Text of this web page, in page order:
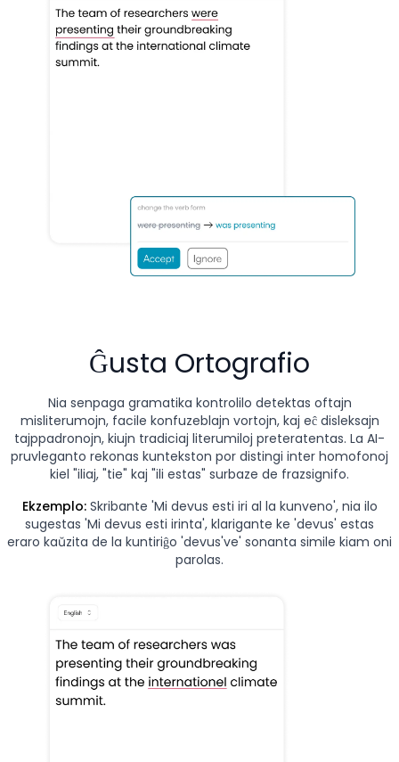
Ĝusta Ortografio
Nia senpaga gramatika kontrolilo detektas oftajn
misliterumojn, facile konfuzeblajn vortojn, kaj eĉ disleksajn
tajppadronojn, kiujn tradiciaj literumiloj preteratentas. La AI-
pruvleganto rekonas kuntekston por distingi inter homofonoj
kiel "iliaj, "tie" kaj "ili estas" surbaze de frazsignifo.
Ekzemplo:Skribante 'Mi devus esti iri al la kunveno', nia ilo
sugestas 'Mi devus esti irinta', klarigante ke 'devus' estas
eraro kaŭzita de la kuntiriĝo 'devus've' sonanta simile kiam oni
parolas.